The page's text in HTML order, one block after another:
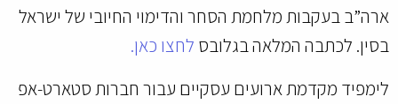
ארה”ב בעקבות מלחמת הסחר והדימוי החיובי של ישראל
בסין. לכתבה המלאה בגלובס לחצו כאן.
לימפיד מקדמת ארועים עסקיים עבור חברות סטארט-אפ